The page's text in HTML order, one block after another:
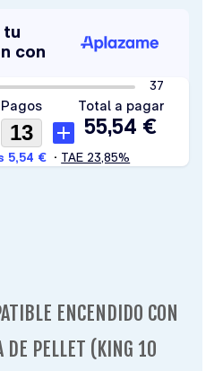
ENCENDIDO CON
DE PELLET (KING 10